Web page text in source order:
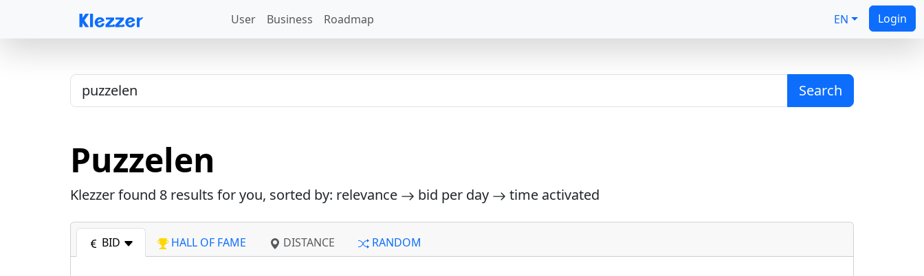
User Business Roadmap EN Login
Search
Puzzelen
Klezzer found 8 results for you, sorted by: relevance bid per day time activated
BID HALL OF FAME DISTANCE RANDOM